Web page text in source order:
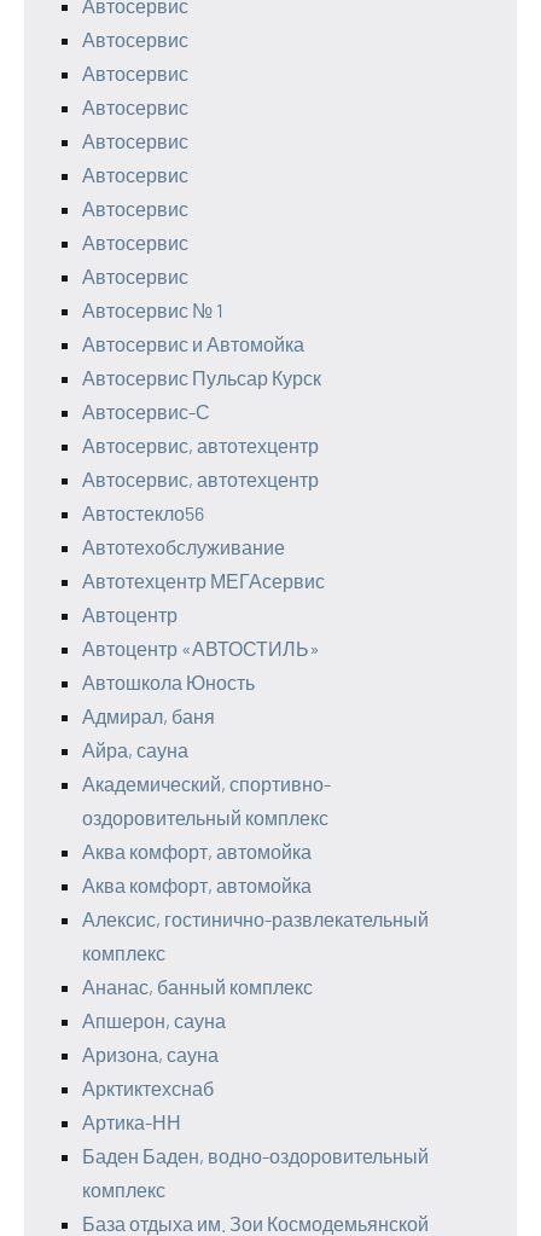
Автосервис
Автосервис
Автосервис
Автосервис
Автосервис
Автосервис
Автосервис
Автосервис
Автосервис
Автосервис № 1
Автосервис и Автомойка
Автосервис Пульсар Курск
Автосервис-С
Автосервис, автотехцентр
Автосервис, автотехцентр
Автостекло56
Автотехобслуживание
Автотехцентр МЕГАсервис
Автоцентр
Автоцентр «АВТОСТИЛЬ»
Автошкола Юность
Адмирал, баня
Айра, сауна
Академический, спортивно-
оздоровительный комплекс
Аква комфорт, автомойка
Аква комфорт, автомойка
Алексис, гостинично-развлекательный
комплекс
Ананас, банный комплекс
Апшерон, сауна
Аризона, сауна
Арктиктехснаб
Артика-НН
Баден Баден, водно-оздоровительный
комплекс
База отдыха им. Зои Космодемьянской